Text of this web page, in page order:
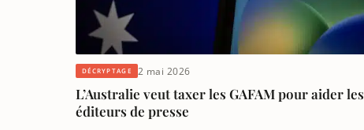
DÉCRYPTAGE 2 mai 2026
L’Australie veut taxer les GAFAM pour aider les
éditeurs de presse